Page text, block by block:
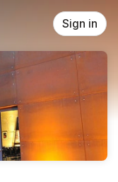
Sign in